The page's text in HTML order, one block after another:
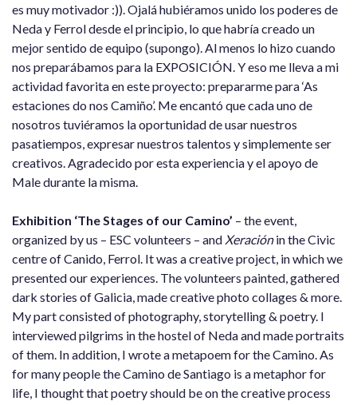
es muy motivador :)). Ojalá hubiéramos unido los poderes de
Neda y Ferrol desde el principio, lo que habría creado un
mejor sentido de equipo (supongo). Al menos lo hizo cuando
nos preparábamos para la EXPOSICIÓN. Y eso me lleva a mi
actividad favorita en este proyecto: prepararme para ‘As
estaciones do nos Camiño’. Me encantó que cada uno de
nosotros tuviéramos la oportunidad de usar nuestros
pasatiempos, expresar nuestros talentos y simplemente ser
creativos. Agradecido por esta experiencia y el apoyo de
Male durante la misma.
Exhibition ‘The Stages of our Camino’ – the event,
organized by us – ESC volunteers – and Xeraciónin the Civic
centre of Canido, Ferrol. It was a creative project, in which we
presented our experiences. The volunteers painted, gathered
dark stories of Galicia, made creative photo collages & more.
My part consisted of photography, storytelling & poetry. I
interviewed pilgrims in the hostel of Neda and made portraits
of them. In addition, I wrote a metapoem for the Camino. As
for many people the Camino de Santiago is a metaphor for
life, I thought that poetry should be on the creative process